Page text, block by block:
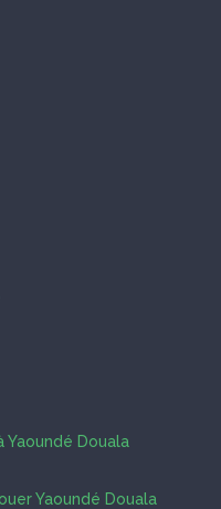
Yaoundé Douala
Yaoundé Douala